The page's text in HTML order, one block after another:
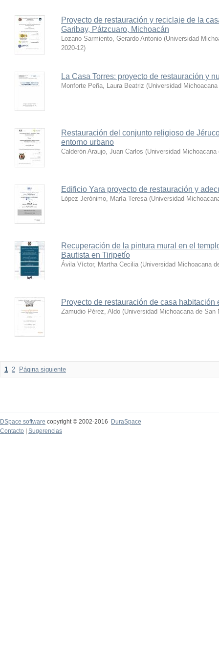
Proyecto de restauración y reciclaje de la
Garibay, Pátzcuaro, Michoacán
Lozano Sarmiento, Gerardo Antonio (Universidad
2020-12)
La Casa Torres: proyecto de restauración y
Monforte Peña, Laura Beatriz (Universidad
Restauración del conjunto religioso de
entorno urbano
Calderón Araujo, Juan Carlos (Universidad
Edificio Yara proyecto de restauración y
López Jerónimo, María Teresa (Universidad
Recuperación de la pintura mural en el
Bautista en Tiripetío
Ávila Víctor, Martha Cecilia (Universidad Michoacana
Proyecto de restauración de casa habitación
Zamudio Pérez, Aldo (Universidad Michoacana de San
1 2 Página siguiente
DSpace software copyright © 2002-2016
DuraSpace
Contacto
Sugerencias